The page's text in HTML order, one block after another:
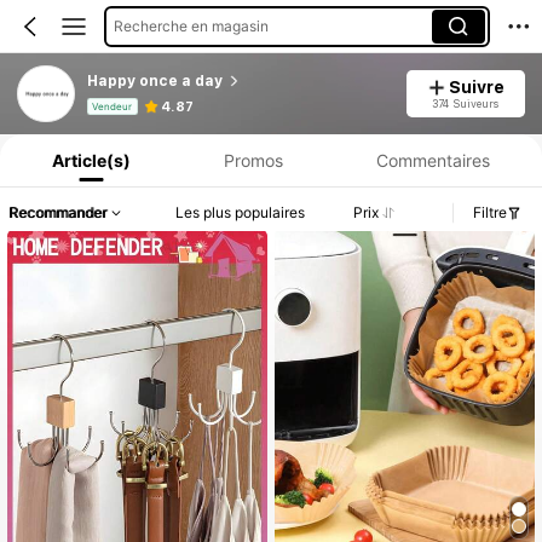
Recherche en magasin
Happy once a day
Vendeur 4.87
Suivre
374 Suiveurs
Informations produit : Divulgation des prix, détails sur les ventes et le stock.
Article(s) Promos Commentaires
Recommander Les plus populaires Prix Filtre